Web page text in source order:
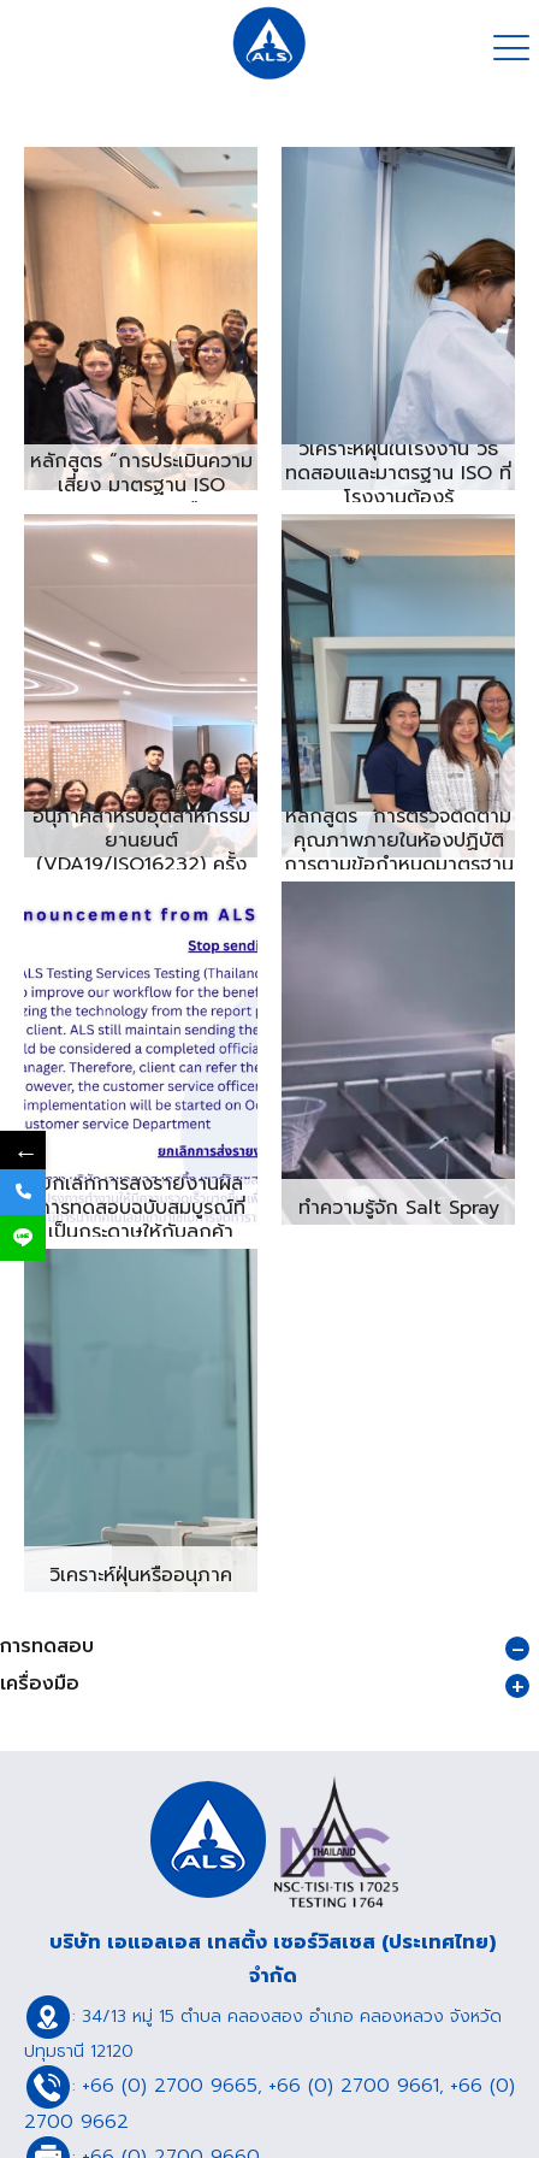
กิจกรรมอบรม
หลักสูตร “การประเมินความ
เสี่ยง มาตรฐาน ISO
45001:2018”
วิเคราะห์ฝุ่นในโรงงาน วิธี
ทดสอบและมาตรฐาน ISO ที่
โรงงานต้องรู้
ประชุมสัมมนา การทดสอบ
อนุภาคสำหรับอุตสาหกรรม
ยานยนต์
(VDA19/ISO16232) ครั้ง
กิจกรรมฝึกอบรม
หลักสูตร “การตรวจติดตาม
คุณภาพภายในห้องปฏิบัติ
การตามข้อกำหนดมาตรฐาน
ISO/IEC 17025:2017”
ยกเลิกการส่งรายงานผล
การทดสอบฉบับสมบูรณ์ที่
เป็นกระดาษให้กับลูกค้า
ทำความรู้จัก Salt Spray
วิเคราะห์ฝุ่นหรืออนุภาค
การทดสอบ
เครื่องมือ
บริษัท เอแอลเอส เทสติ้ง เซอร์วิสเซส (ประเทศไทย)
จำกัด
: 34/13 หมู่ 15 ตำบล คลองสอง อำเภอ คลองหลวง จังหวัด
ปทุมธานี 12120
: +66 (0) 2700 9665, +66 (0) 2700 9661, +66 (0)
2700 9662
←